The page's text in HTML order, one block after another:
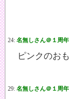
24: 名無しさん＠１周年
ピンクのお
29: 名無しさん＠１周年